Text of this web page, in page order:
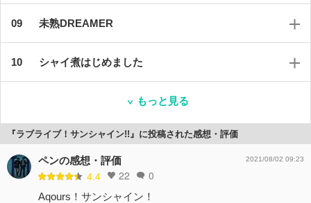
未熟DREAMER
シャイ煮はじめました
もっと見る
『ラブライブ！サンシャイン!!』に投稿された感想・評価
ペンの感想・評価
4.4 22 0
2021/08/02 09:23
Aqours！サンシャイン！